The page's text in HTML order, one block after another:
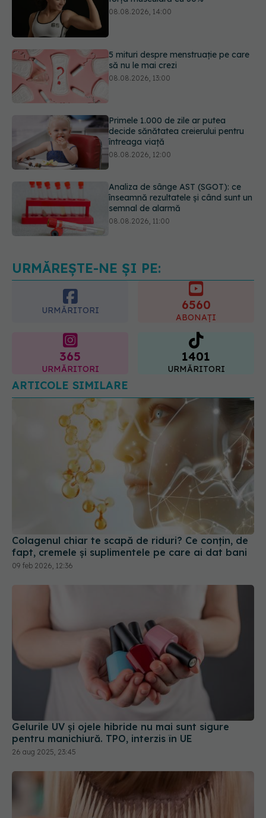
5 mituri despre menstruație pe care
Primele 1.000 de zile ar putea
08.08.2026, 12:00
Analiza de sânge AST (SGOT): ce
înseamnă rezultatele și când sunt un
08.08.2026, 11:00
Diagnosticele de autism la fete au
crescut după pandemia de COVID-
URMĂREȘTE-NE ȘI PE:
URMĂRITORI 6560
ABONAȚI
365
URMĂRITORI
1401
URMĂRITORI
ARTICOLE SIMILARE
Colagenul chiar te scapă de riduri? Ce conțin, de
fapt, cremele și suplimentele pe care ai dat bani
09 feb 2026, 12:36
Gelurile UV și ojele hibride nu mai sunt sigure
pentru manichiură. TPO, interzis în UE
26 aug 2025, 23:45